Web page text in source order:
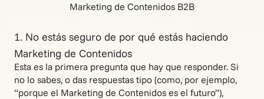
Marketing de Contenidos B2B
1. No estás seguro de por qué estás haciendo
Marketing de Contenidos
Esta es la primera pregunta que hay que responder. Si
no lo sabes, o das respuestas tipo (como, por ejemplo,
“porque el Marketing de Contenidos es el futuro”),